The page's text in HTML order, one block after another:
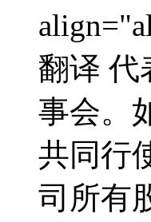
翻译 代
事会。
共同行
司所有